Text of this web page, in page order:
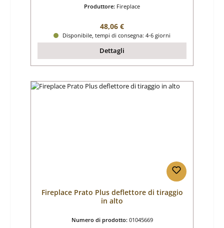
Produttore: Fireplace
Prezzo normale:
48,06 €
Disponibile, tempi di consegna: 4-6 giorni
Dettagli
Fireplace Prato Plus deflettore di tiraggio
in alto
Numero di prodotto: 01045669